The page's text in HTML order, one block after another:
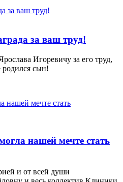
за ваш труд!
Игоревичу за его труд,
родился сын!
нашей мечте стать
и от всей души